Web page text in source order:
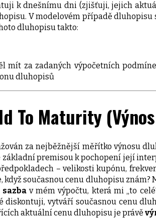
k dnešnímu dni (zjišťuji, jejich
V modelovém případě dluhopisu
dluhopisu takto:
za zadaných výpočetních
dluhopisů
To Maturity
za nejběžnější měřítko výnosu
premisou k pochopení její
– velikosti kupónu,
současnou cenu dluhopisu
v mém výpočtu, která mi „to
vytváří současnou cenu
aktuální cenu dluhopisu je právě